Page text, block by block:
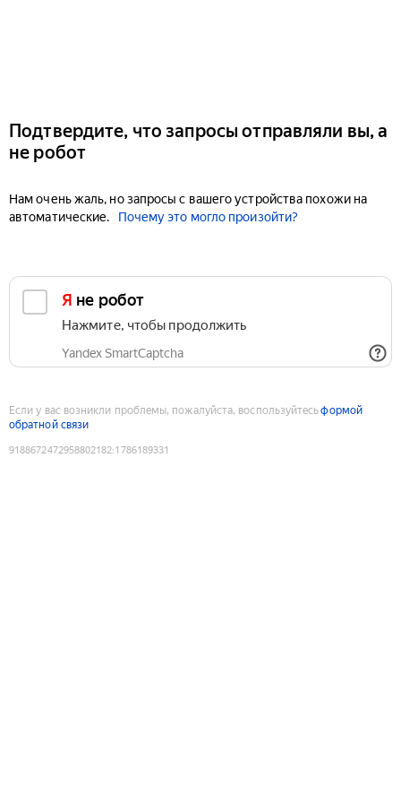
Подтвердите, что запросы отправляли вы, а
не робот
Нам очень жаль, но запросы с вашего устройства похожи на
автоматические.
Почему это могло произойти?
Я не робот
Нажмите, чтобы продолжить
Yandex SmartCaptcha
Если у вас возникли проблемы, пожалуйста, воспользуйтесьформой
обратной связи
9188672472958802182:1786189331